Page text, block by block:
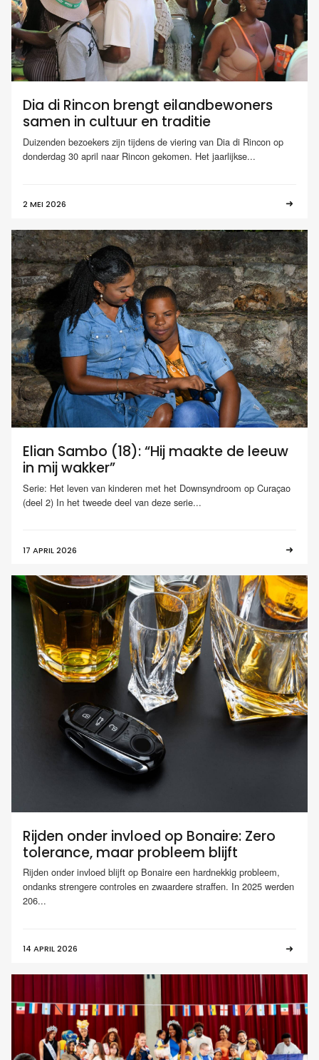
Dia di Rincon brengt eilandbewoners
samen in cultuur en traditie
Duizenden bezoekers zijn tijdens de viering van Dia di Rincon op
donderdag 30 april naar Rincon gekomen. Het jaarlijkse...
2 MEI 2026
Elian Sambo (18): “Hij maakte de leeuw
in mij wakker”
Serie: Het leven van kinderen met het Downsyndroom op Curaçao
(deel 2) In het tweede deel van deze serie...
17 APRIL 2026
Rijden onder invloed op Bonaire: Zero
tolerance, maar probleem blijft
Rijden onder invloed blijft op Bonaire een hardnekkig probleem,
ondanks strengere controles en zwaardere straffen. In 2025 werden
206...
14 APRIL 2026